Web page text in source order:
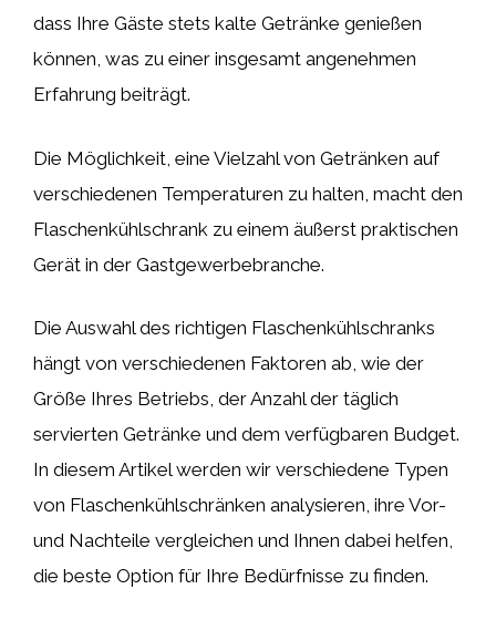
dass Ihre Gäste stets kalte Getränke genießen
können, was zu einer insgesamt angenehmen
Erfahrung beiträgt.
Die Möglichkeit, eine Vielzahl von Getränken auf
verschiedenen Temperaturen zu halten, macht den
Flaschenkühlschrank zu einem äußerst praktischen
Gerät in der Gastgewerbebranche.
Die Auswahl des richtigen Flaschenkühlschranks
hängt von verschiedenen Faktoren ab, wie der
Größe Ihres Betriebs, der Anzahl der täglich
servierten Getränke und dem verfügbaren Budget.
In diesem Artikel werden wir verschiedene Typen
von Flaschenkühlschränken analysieren, ihre Vor-
und Nachteile vergleichen und Ihnen dabei helfen,
die beste Option für Ihre Bedürfnisse zu finden.